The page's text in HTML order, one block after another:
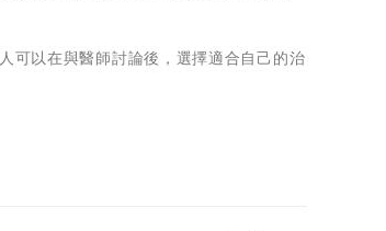
可以在與醫師討論後，選擇適合自己的治